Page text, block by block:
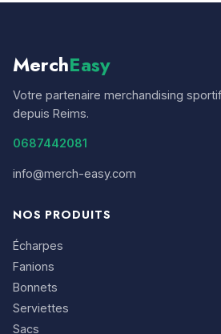
MerchEasy
Votre partenaire merchandising sportif
depuis Reims.
0687442081
info@merch-easy.com
NOS PRODUITS
Écharpes
Fanions
Bonnets
Serviettes
Sacs